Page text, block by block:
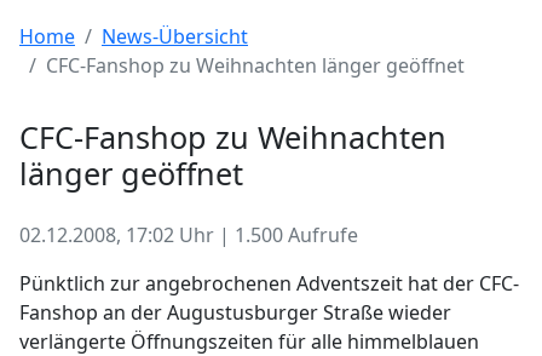
Home
News-Übersicht
CFC-Fanshop zu Weihnachten länger geöffnet
CFC-Fanshop zu Weihnachten
länger geöffnet
02.12.2008, 17:02 Uhr | 1.500 Aufrufe
Pünktlich zur angebrochenen Adventszeit hat der CFC-
Fanshop an der Augustusburger Straße wieder
verlängerte Öffnungszeiten für alle himmelblauen